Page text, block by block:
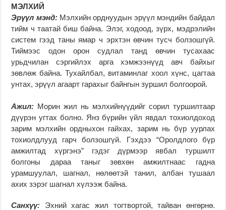
МЭЛХИЙ
Эрүүл мэнд:Мэлхийн орднуудын эрүүл мэндийн байдал
тийм ч таатай биш байна. Элэг, ходоод, зүрх, мэдрэлийн
систем гээд таны ямар ч эрхтэн өвчин тусч болзошгүй.
Тиймээс одон орон судлал танд өвчин тусахаас
урьдчилан сэргийлэх арга хэмжээнүүд авч байхыг
зөвлөж байна. Тухайлбал, витаминлаг хоол хүнс, цагтаа
унтах, эрүүл агаарт гарахыг байнгын зуршил болгоорой.
Ажил: Морин жил нь мэлхийнүүдийг сорил туршилтаар
дүүрэн угтах болно. Янз бүрийн үйл явдал тохиолдоход
зарим мэлхийн ордныхон гайхах, зарим нь бүр уурлах
тохиолдлууд гарч болзошгүй. Гэхдээ “Оролдлого бүр
амжилтад хүргэнэ” гэдэг дүрмээр явбал туршилт
болгоны дараа таныг зөвхөн амжилтнаас гадна
урамшуулал, шагнал, нөлөөтэй танил, албан тушаал
ахих зэрэг шагнал хүлээж байна.
Санхүү: Эхний хагас жил тогтвортой, тайван өнгөрнө.